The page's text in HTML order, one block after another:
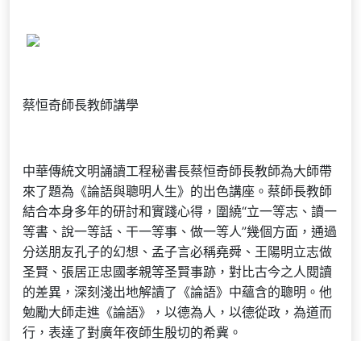
蔡恒奇師長教師講學
中華傳統文明誦讀工程秘書長蔡恒奇師長教師為大師帶
來了題為《論語與聰明人生》的出色講座。蔡師長教師
結合本身多年的研討和實踐心得，圍繞“立一等志、讀一
等書、說一等話、干一等事、做一等人”幾個方面，通過
分送朋友孔子的幻想、孟子言必稱堯舜、王陽明立志做
圣賢、張居正忠國孝親等圣賢事跡，對比古今之人閱讀
的差異，深刻淺出地解讀了《論語》中蘊含的聰明。他
勉勵大師走進《論語》，以德為人，以德從政，為道而
行，表達了對廣年夜師生殷切的希冀。